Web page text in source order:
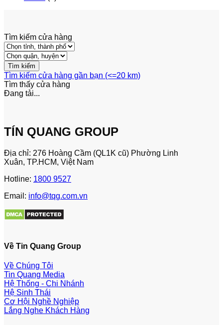
Tìm kiếm cửa hàng
Tìm kiếm cửa hàng gần bạn (<=20 km)
Tìm thấy cửa hàng
Đang tải...
TÍN QUANG GROUP
Địa chỉ: 276 Hoàng Cầm (QL1K cũ) Phường Linh
Xuân, TP.HCM, Việt Nam
Hotline: 1800 9527
Email: info@tqg.com.vn
Về Tin Quang Group
Về Chúng Tôi
Tin Quang Media
Hệ Thống - Chi Nhánh
Hệ Sinh Thái
Cơ Hội Nghề Nghiệp
Lắng Nghe Khách Hàng